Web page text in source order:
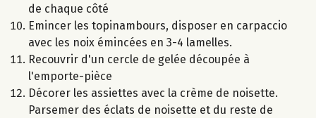
de chaque côté
Emincer les topinambours, disposer en carpaccio
avec les noix émincées en 3-4 lamelles.
Recouvrir d'un cercle de gelée découpée à
l'emporte-pièce
Décorer les assiettes avec la crème de noisette.
Parsemer des éclats de noisette et du reste de